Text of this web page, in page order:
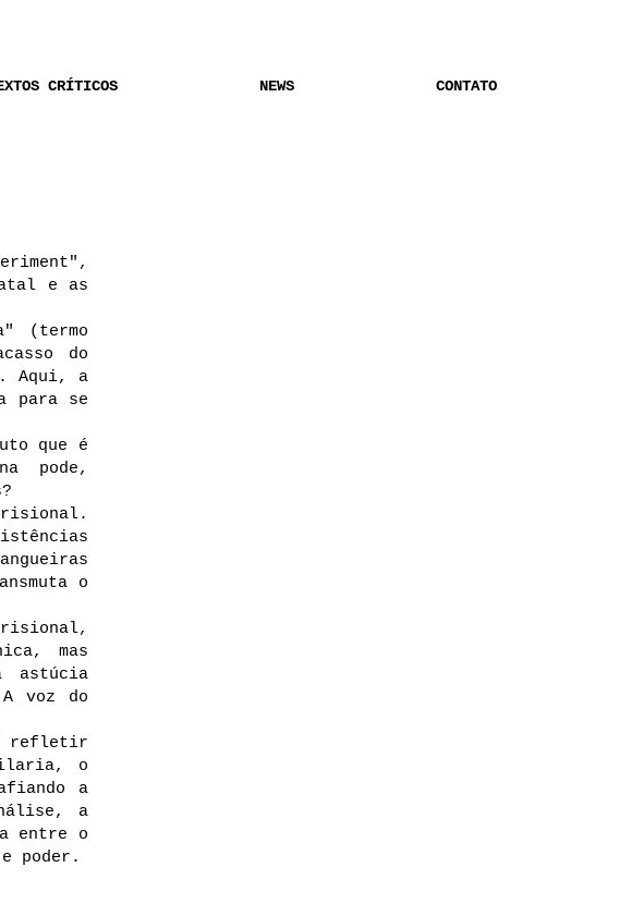
e as
(termo
do
Aqui, a
para se
que é
pode,
o
mas
astúcia
voz do
a refletir
o
a
a
entre o
poder.
CRÍTICOS NEWS CONTATO